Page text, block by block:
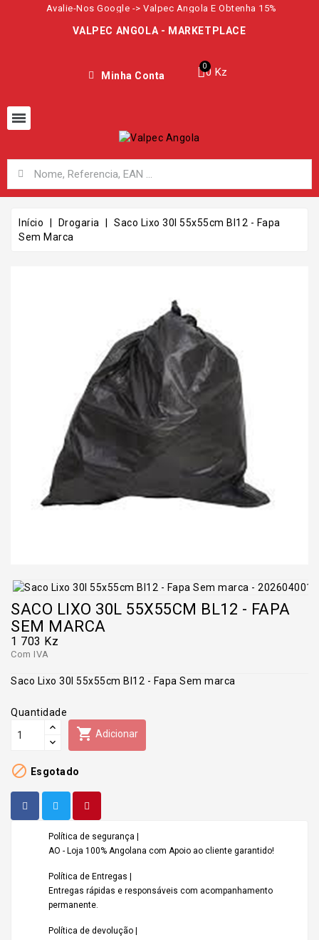
Avalie-Nos Google -> Valpec Angola E Obtenha 15%
VALPEC ANGOLA - MARKETPLACE
Minha Conta 0 Kz
Início Drogaria
Saco Lixo 30l 55x55cm Bl12 - Fapa
Sem Marca
SACO LIXO 30L 55X55CM BL12 - FAPA
SEM MARCA
1 703 Kz
Com IVA
Saco Lixo 30l 55x55cm Bl12 - Fapa Sem marca
Quantidade
 Adicionar
 Esgotado
Política de segurança |
AO - Loja 100% Angolana com Apoio ao cliente garantido!
Política de Entregas |
Entregas rápidas e responsáveis com acompanhamento
permanente.
Política de devolução |